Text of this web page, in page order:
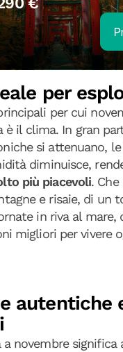
per
per cui
è il clima. In gran
si attenuano,
diminuisce,
più piacevoli.
e risaie, di un
in riva al mare,
migliori per vivere
autentiche
a novembre significa